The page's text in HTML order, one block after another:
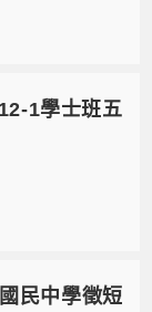
1學士班五
民中學徵短